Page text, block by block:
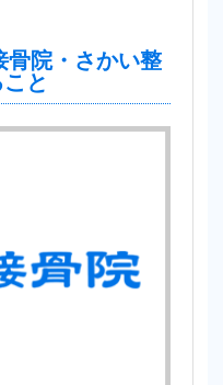
骨院・さかい整
と